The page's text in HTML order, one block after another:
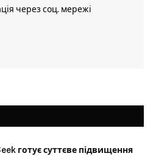
через соц. мережі
готує суттєве підвищення